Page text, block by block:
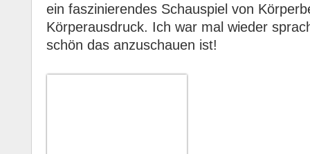
ein faszinierendes Schauspiel von
Körperausdruck. Ich war mal wieder
schön das anzuschauen ist!